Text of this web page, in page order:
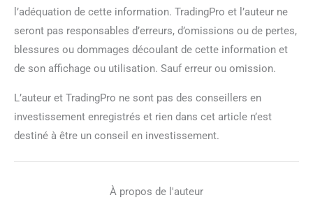
l’adéquation de cette information. TradingPro et l’auteur ne
seront pas responsables d’erreurs, d’omissions ou de pertes,
blessures ou dommages découlant de cette information et
de son affichage ou utilisation. Sauf erreur ou omission.
L’auteur et TradingPro ne sont pas des conseillers en
investissement enregistrés et rien dans cet article n’est
destiné à être un conseil en investissement.
À propos de l'auteur